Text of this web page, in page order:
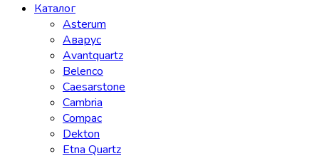
Каталог
Asterum
Аварус
Avantquartz
Belenco
Caesarstone
Cambria
Compac
Dekton
Etna Quartz